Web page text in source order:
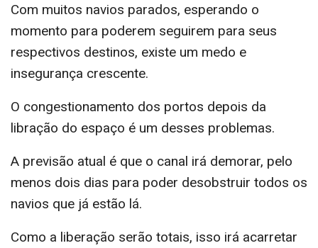
Com muitos navios parados, esperando o
momento para poderem seguirem para seus
respectivos destinos, existe um medo e
insegurança crescente.
O congestionamento dos portos depois da
libração do espaço é um desses problemas.
A previsão atual é que o canal irá demorar, pelo
menos dois dias para poder desobstruir todos os
navios que já estão lá.
Como a liberação serão totais, isso irá acarretar